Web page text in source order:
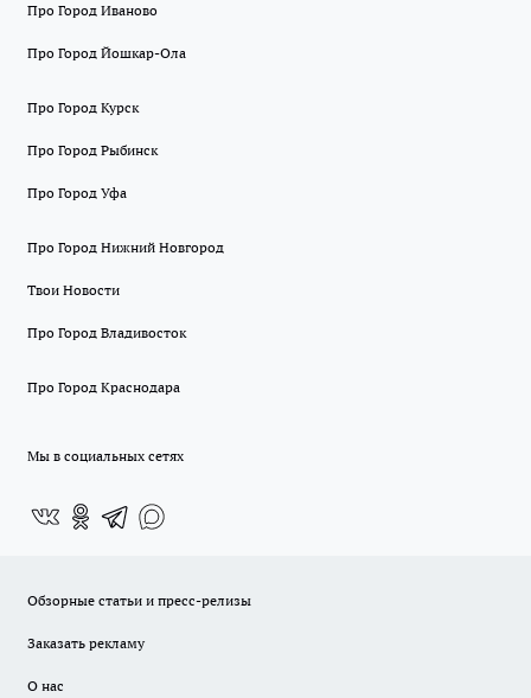
Про Город Иваново
Про Город Йошкар-Ола
Про Город Курск
Про Город Рыбинск
Про Город Уфа
Про Город Нижний Новгород
Твои Новости
Про Город Владивосток
Про Город Краснодара
Мы в социальных сетях
Обзорные статьи и пресс-релизы
Заказать рекламу
О нас